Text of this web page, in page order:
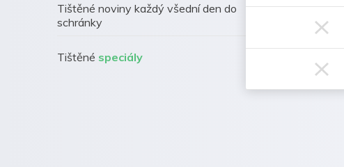
Tištěné noviny každý všední den do
schránky
Tištěné speciály